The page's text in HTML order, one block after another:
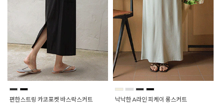
편한스트링 카코포켓 바스락스커트 낙낙한 A라인 피케이 롱스커트